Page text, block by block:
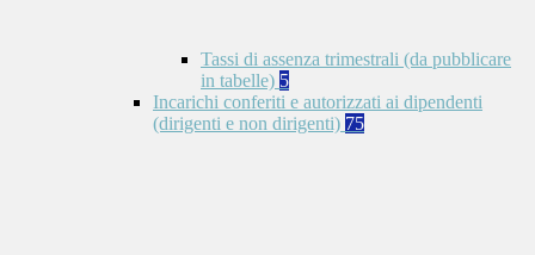
Tassi di assenza trimestrali (da pubblicare
in tabelle) 5
Incarichi conferiti e autorizzati ai dipendenti
(dirigenti e non dirigenti) 75